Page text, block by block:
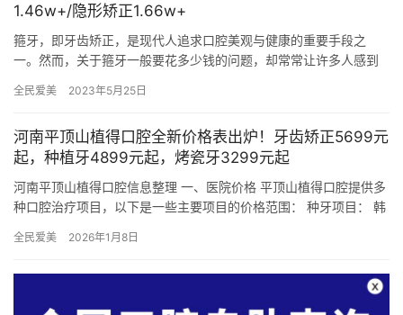
1.46w+/隐形矫正1.66w+
箍牙，即牙齿矫正，是现代人追求口腔美观与健康的重要手段之
一。然而，关于箍牙一般要花多少钱的问题，却常常让许多人感到
成，提供真…
全民爱美 2023年5月25日
河南平顶山植得口腔全新价格表出炉！牙齿矫正5699元
起，种植牙4899元起，烤瓷牙3299元起
河南平顶山植得口腔信息整理 一、医院价格 平顶山植得口腔提供多
种口腔治疗项目，以下是一些主要项目的价格范围： 种牙项目： 韩
全民爱美 2026年1月8日